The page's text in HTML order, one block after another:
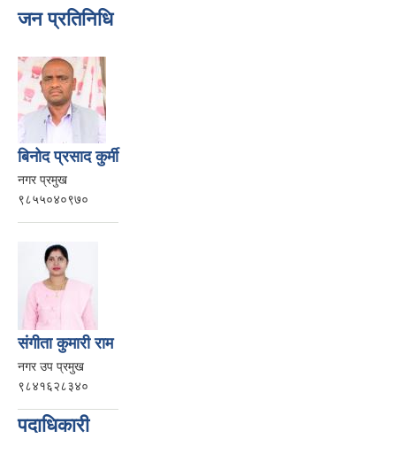
जन प्रतिनिधि
बिनोद प्रसाद कुर्मी
नगर प्रमुख
९८५५०४०९७०
संगीता कुमारी राम
नगर उप प्रमुख
९८४१६२८३४०
पदाधिकारी